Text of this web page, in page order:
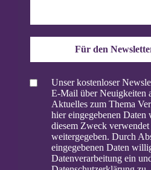
Für den
Unser kostenloser
E-Mail über Neuigkeiten
Aktuelles zum Thema
hier eingegebenen Daten
diesem Zweck
weitergegeben. Durch
eingegebenen Daten
Datenverarbeitung ein